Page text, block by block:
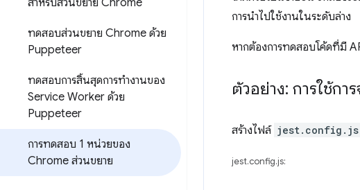
สำหรับส่วนขยาย Chrome
ทดสอบส่วนขยาย Chrome ด้วย
Puppeteer
ทดสอบการสิ้นสุดการทำงานของ
Service Worker ด้วย
Puppeteer
การทดสอบ 1 หน่วยของ
Chrome ส่วนขยาย
การนำไปใช้งานในระดับล่าง
หากต้องการทดสอบโค้ดที่มี
ตัวอย่าง: การใช้ก
สร้างไฟล์ jest.config.js
jest.config.js: